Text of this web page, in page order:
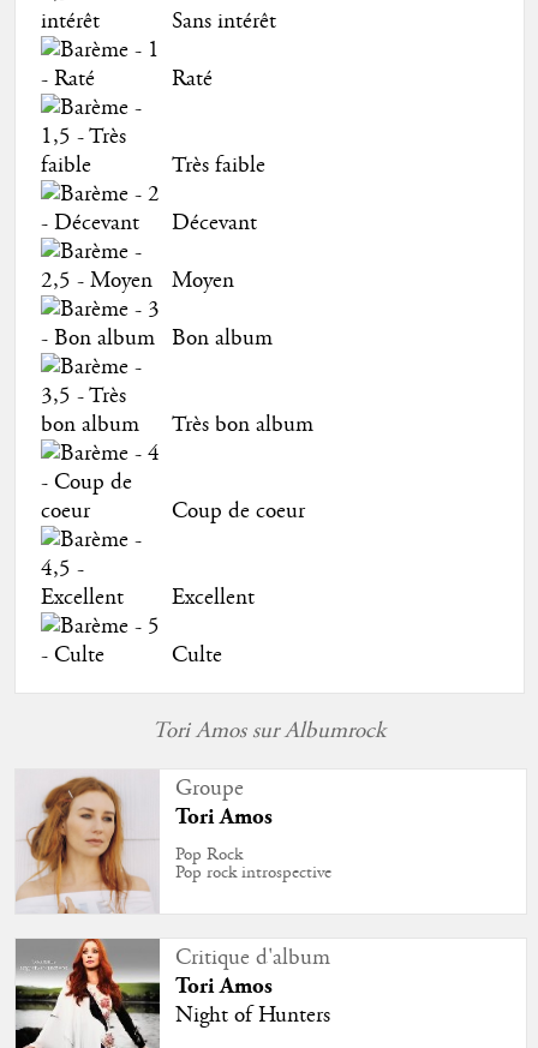
Sans intérêt
Raté
Très faible
Décevant
Moyen
Bon album
Très bon album
Coup de coeur
Excellent
Culte
Tori Amos sur Albumrock
Groupe
Tori Amos
Pop Rock
Pop rock introspective
Critique d'album
Tori Amos
Night of Hunters